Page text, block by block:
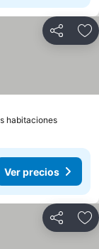
Compartir
habitacionesVer
Ver precios
Compartir